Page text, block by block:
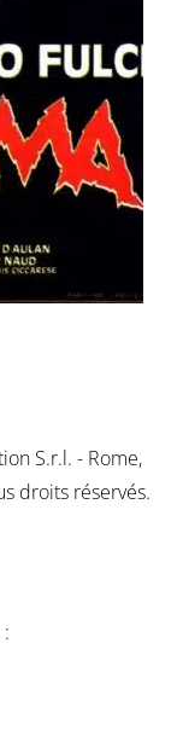
S.r.l. - Rome,
droits réservés.